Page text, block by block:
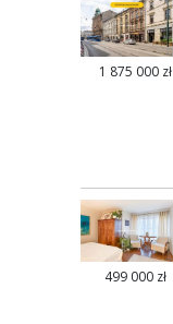
1 875 000 zł
499 000 zł